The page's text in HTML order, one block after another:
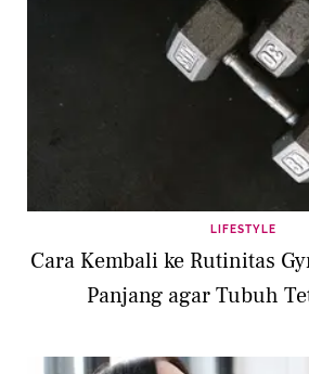
LIFESTYLE
Cara Kembali ke Rutinitas
Panjang agar Tubuh